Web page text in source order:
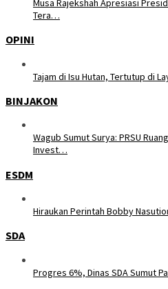
Musa Rajekshah Apresiasi
Tera…
OPINI
Tajam di Isu Hutan, Tertutup di
BINJAKON
Wagub Sumut Surya: PRSU
Invest…
ESDM
Hiraukan Perintah Bobby
SDA
Progres 6%, Dinas SDA Sumut